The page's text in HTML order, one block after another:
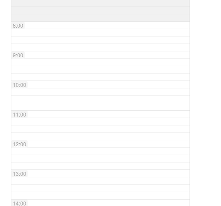
8:00
9:00
10:00
11:00
12:00
13:00
14:00